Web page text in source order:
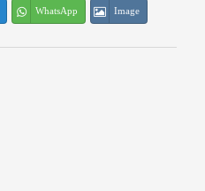
WhatsApp Image